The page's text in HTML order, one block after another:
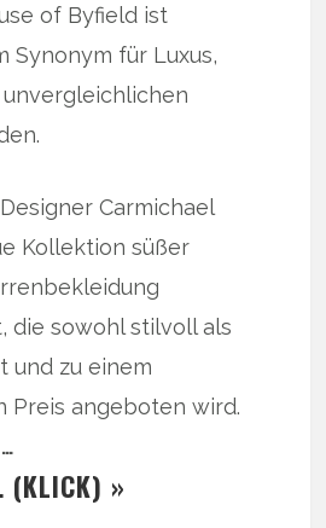
of Byfield ist
Synonym für Luxus,
unvergleichlichen
Carmichael
Kollektion süßer
die sowohl stilvoll als
und zu einem
Preis angeboten wird.
(KLICK) »